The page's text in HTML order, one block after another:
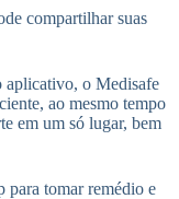
compartilhar suas
aplicativo, o Medisafe
ao mesmo tempo
em um só lugar, bem
para tomar remédio e